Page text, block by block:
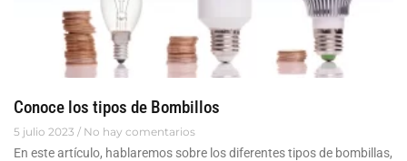
Conoce los tipos de Bombillos
5 julio 2023 No hay comentarios
En este artículo, hablaremos sobre los diferentes tipos de bombillas,